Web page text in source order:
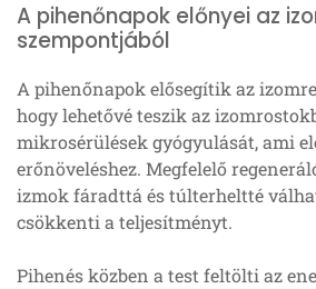
A pihenőnapok előnyei az
szempontjából
A pihenőnapok elősegítik az
hogy lehetővé teszik az
mikrosérülések gyógyulását, ami
erőnöveléshez. Megfelelő
izmok fáradttá és túlterheltté
csökkenti a teljesítményt.
Pihenés közben a test feltölti az